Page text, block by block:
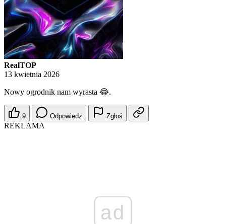
RealTOP
13 kwietnia 2026
Nowy ogrodnik nam wyrasta 😂.
9 Odpowiedz Zgłoś
REKLAMA
ad